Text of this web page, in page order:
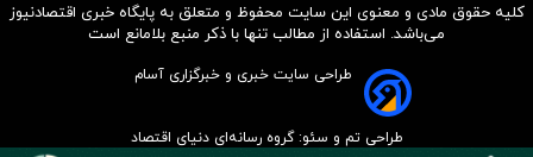
سرمایه‌گذاری همسنگ با شاخص
کلیه حقوق مادی و معنوی این سایت محفوظ و متعلق به پایگاه خبری اقتصادنیوز
می‌باشد. استفاده از مطالب تنها با ذکر منبع بلامانع است
طراحی سایت خبری و خبرگزاری آسام
طراحی تم و سئو: گروه رسانه‌ای دنیای اقتصاد